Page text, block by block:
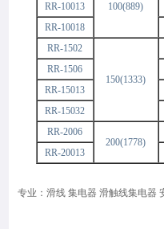
100(889)
RR-10013
RR-10018
RR-1502
150(1333)
RR-1506
RR-15013
RR-15032
RR-2006
200(1778)
RR-20013
专业：滑线 集电器 滑触线集电器